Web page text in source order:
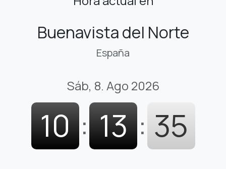
Buenavista del Norte
España
Sáb, 8. Ago 2026
10 : 13 : 36